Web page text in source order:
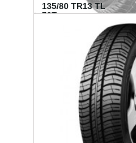
135/80 TR13 TL
70T...